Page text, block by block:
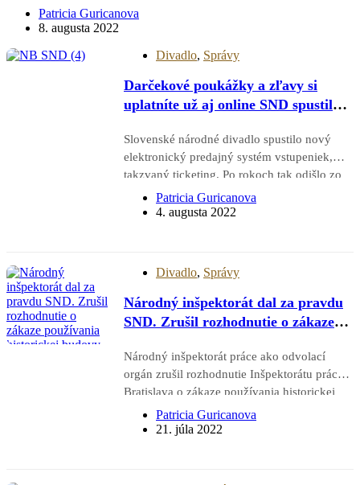
postaví aj speváčkin dlhoročný javiskový partner Francisco Araiza či
hviezdna americká sopranistka…
Patricia Guricanova
8. augusta 2022
Divadlo, Správy
Darčekové poukážky a zľavy si
uplatníte už aj online SND spustilo
Slovenské národné divadlo spustilo nový
elektronický predajný systém vstupeniek,
takzvaný ticketing. Po rokoch tak odišlo zo
štátneho systému navstevnik.sk. Nákup
vstupeniek online cez nový ticketing prinesie
Patricia Guricanova
4. augusta 2022
Divadlo, Správy
Národný inšpektorát dal za pravdu
SND. Zrušil rozhodnutie o zákaze
Národný inšpektorát práce ako odvolací
orgán zrušil rozhodnutie Inšpektorátu práce
Bratislava o zákaze používania historickej
budovy SND a vec vrátil na nové prejednanie
a rozhodnutie. Vyhovel tak odvolaniu SND.
Patricia Guricanova
21. júla 2022